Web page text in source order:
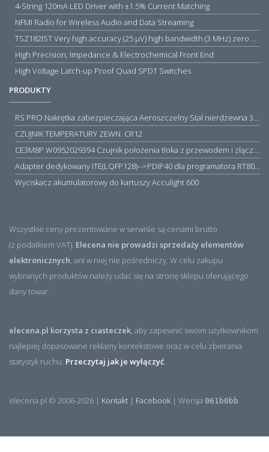
4-String 120mA LED Driver with ±1.5% Current Matching
NFMI Radio for Wireless Audio and Data Streaming
TSZ182IST Very high accuracy (25 µV) high bandwidth (3 MHz) zero drift 5 V operational amplifiers
High Precision, Impedance & Electrochemical Front End
High Voltage Latch-up Proof Quad SPDT Switches
PRODUKTY
RS PRO Nakrętka zabezpieczająca Aeroszczelny Stal nierdzewna 316 Zwykłe
CZUJNIK TEMPERATURY ZEWN. CR12
CE3M8P W0952029394 Czujnik położenia tłoka z przewodem i złączem M8, PNP NO, 10...30VDC, 100mA, METALWORK, METAL WORK jak MZT1-0
Adapter dedykowany ITE(LQFP128)-->PDIP40 dla programatora RT809H/RT809F (simple)
Wyciskacz akumulatorowy do kartuszy Acculight 600
Wszystkie ceny prezentowane w serwisie są cenami brutto
(z podatkiem VAT). Elecena nie prowadzi sprzedaży elementów
elektronicznych, ani w niej nie pośredniczy. W celu zakupu
wybranych produktów należy udać się na stronę sklepu oferującego
dany towar.
elecena.pl korzysta z ciasteczek, aby zapewnić swoim użytkownikom
najlepiej dopasowane reklamy kontekstowe oraz w celu zbierania
statystyk ruchu. Przeczytaj jak je wyłączyć.
elecena.pl © 2006-2026 | Kontakt | Facebook | Wersja 061b0bb